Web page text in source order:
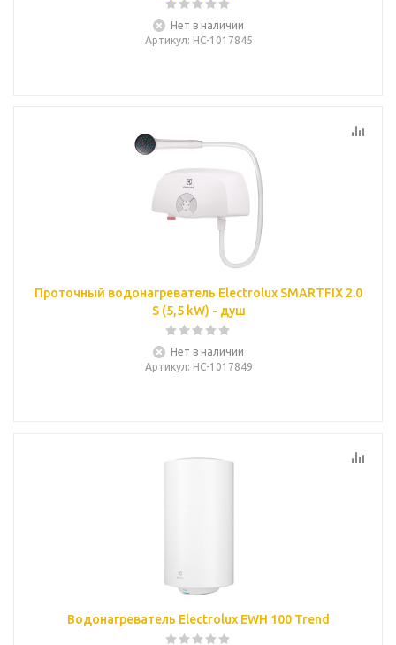
Нет в наличии
Артикул: НС-1017845
Проточный водонагреватель Electrolux SMARTFIX 2.0
S (5,5 kW) - душ
Нет в наличии
Артикул: НС-1017849
Водонагреватель Electrolux EWH 100 Trend